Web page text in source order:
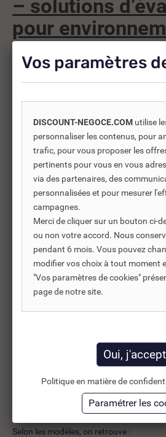
– solutions
pour
professionnels
Dans les environnements exigeants
professionnelles, les collectivités ou
conformité.
Le caniveau inox pour collectivité est
répondre à ces contraintes : il assure
eaux de lavage, facilite le nettoyage des
environnement conforme aux exigences
professionnels.
Une solution de drainage
environnements intensifs
Les caniveaux inox proposés sont
sollicitation :
Cuisines professionnelles et
Laboratoires alimentaires et industries
Zones techniques humides ou lavables
Performance hydraulique et
technique
Chaque caniveau est conçu pour
eaux usées, même en cas de débit
Selon les modèles, on retrouve :
Vos paramètres
DISCOUNT-NEGOCE.COM utilise
personnaliser les contenus, pour
trafic, pour vous proposer les
pertinents pour vous en vous
via des partenaires, des
personnalisées et pour mesurer
campagnes.
Merci de cliquer sur un bouton ci-
ou non votre accord. Nous
pendant 6 mois. Vous pouvez
modifier vos choix à tout moment
"Vos paramètres de cookies"
page de notre site.
Politique en matière de